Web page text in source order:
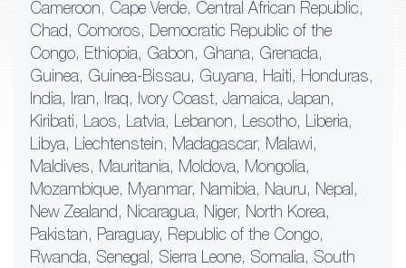
Cameroon, Cape Verde, Central African Republic,
Chad, Comoros, Democratic Republic of the
Congo, Ethiopia, Gabon, Ghana, Grenada,
Guinea, Guinea-Bissau, Guyana, Haiti, Honduras,
India, Iran, Iraq, Ivory Coast, Jamaica, Japan,
Kiribati, Laos, Latvia, Lebanon, Lesotho, Liberia,
Libya, Liechtenstein, Madagascar, Malawi,
Maldives, Mauritania, Moldova, Mongolia,
Mozambique, Myanmar, Namibia, Nauru, Nepal,
New Zealand, Nicaragua, Niger, North Korea,
Pakistan, Paraguay, Republic of the Congo,
Rwanda, Senegal, Sierra Leone, Somalia, South